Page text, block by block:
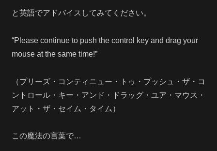
と英語でアドバイスしてみてください。
“Please continue to push the control key and drag your
mouse at the same time!”
（プリーズ・コンティニュー・トゥ・プッシュ・ザ・コ
ントロール・キー・アンド・ドラッグ・ユア・マウス・
アット・ザ・セイム・タイム）
この魔法の言葉で…